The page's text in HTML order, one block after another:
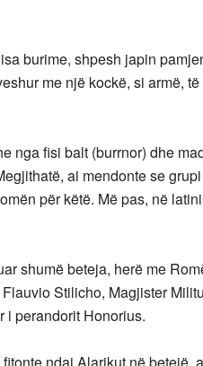
burime, shpesh japin
me një kockë, si armë,
nga fisi balt (burrnor) dhe
ai mendonte se
për këtë. Më pas, në
shumë beteja, herë me
Stilicho, Magjister
i perandorit Honorius.